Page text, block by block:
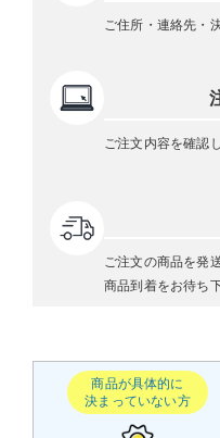
ご住所・連絡先・
ご注文内容を確認
ご注文の商品を発
商品到着をお待ち
商品が具体的に
決まっていない方